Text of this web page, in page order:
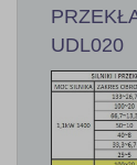
UDL020